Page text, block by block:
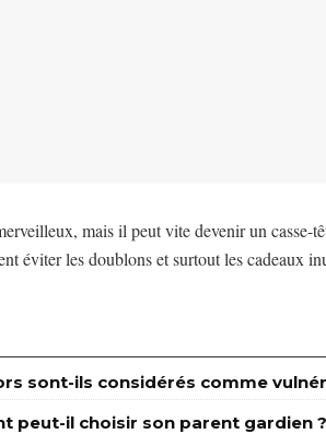
mais il peut vite devenir un
éviter les doublons et surtout les cadeaux
sont-ils considérés comme
peut-il choisir son parent gardien ?